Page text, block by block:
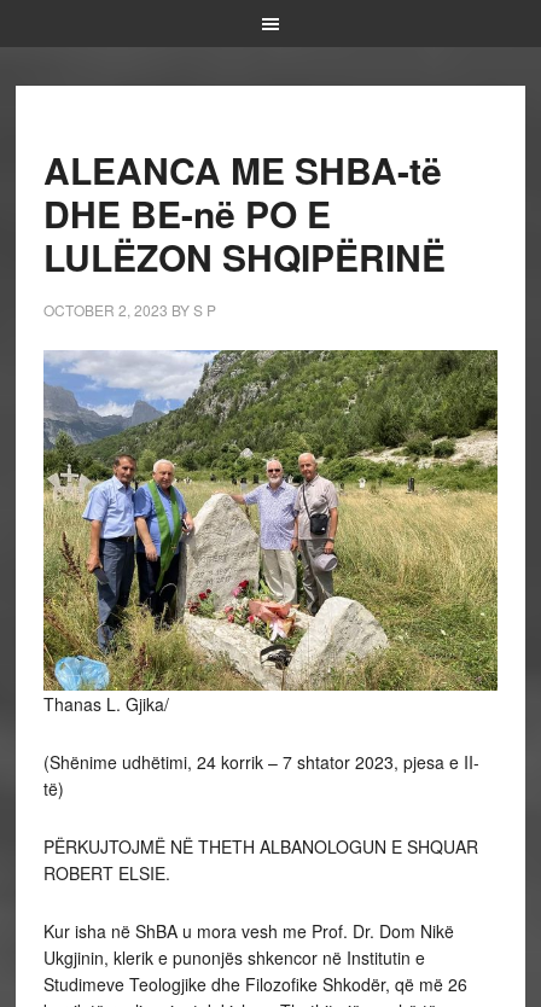
ALEANCA ME SHBA-të
DHE BE-në PO E
LULËZON SHQIPËRINË
OCTOBER 2, 2023 BYS P
Thanas L. Gjika/
(Shënime udhëtimi, 24 korrik – 7 shtator 2023, pjesa e II-
të)
PËRKUJTOJMË NË THETH ALBANOLOGUN E SHQUAR
ROBERT ELSIE.
Kur isha në ShBA u mora vesh me Prof. Dr. Dom Nikë
Ukgjinin, klerik e punonjës shkencor në Institutin e
Studimeve Teologjike dhe Filozofike Shkodër, që më 26